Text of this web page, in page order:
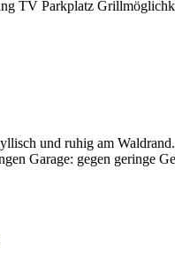
TV Park­platz
und ruhig am
Garage: gegen geringe